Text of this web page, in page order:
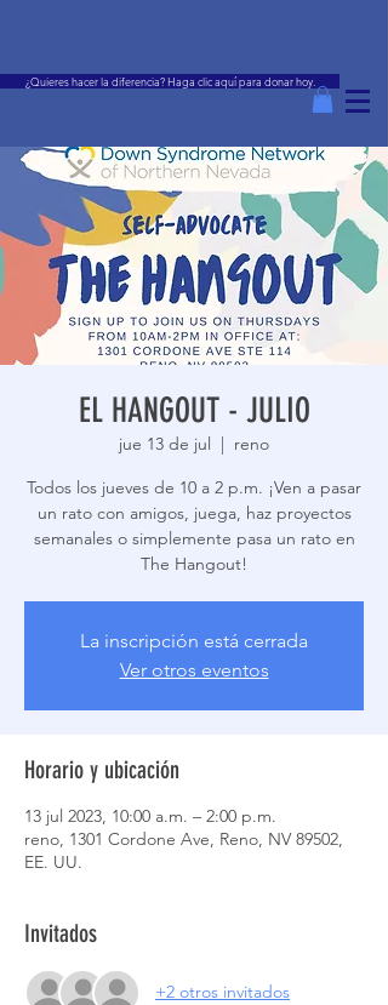
¿Quieres hacer la diferencia? Haga clic aquí para donar hoy.
EL HANGOUT - JULIO
jue 13 de jul
  |
reno
Todos los jueves de 10 a 2 p.m. ¡Ven a pasar
un rato con amigos, juega, haz proyectos
semanales o simplemente pasa un rato en
The Hangout!
La inscripción está cerrada
Ver otros eventos
Horario y ubicación
13 jul 2023, 10:00 a.m. – 2:00 p.m.
reno, 1301 Cordone Ave, Reno, NV 89502,
EE. UU.
Invitados
+2 otros invitados